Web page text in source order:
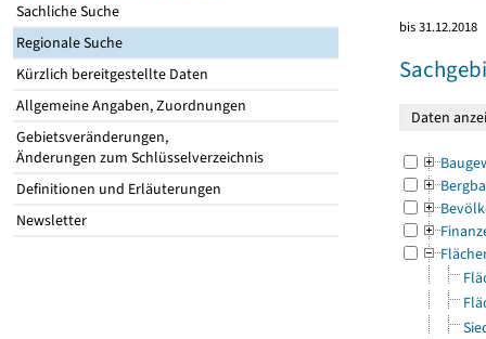
Sachliche Suche
Regionale Suche
Kürzlich bereitgestellte Daten
Allgemeine Angaben, Zuordnungen
Gebietsveränderungen,
Änderungen zum Schlüsselverzeichnis
Definitionen und Erläuterungen
Newsletter
bis 31.12.2018